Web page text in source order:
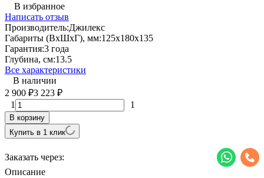
В избранное
Написать отзыв
Производитель:Джилекс
Габариты (ВхШхГ), мм:125х180х135
Гарантия:3 года
Глубина, см:13.5
Все характеристики
В наличии
2 900 ₽3 223 ₽
1 1
В корзину
Купить в 1 клик
Заказать через:
Описание